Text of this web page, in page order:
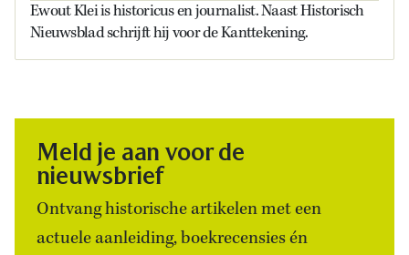
Ewout Klei is historicus en journalist. Naast Historisch
Nieuwsblad schrijft hij voor de Kanttekening.
Meld je aan voor de
nieuwsbrief
Ontvang historische artikelen met een
actuele aanleiding, boekrecensies én